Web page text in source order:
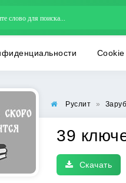
Cookie
Руслит »
39
Скачать